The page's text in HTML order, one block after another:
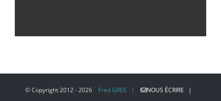
© Copyright 2012 -2026 Fred GREE |
NOUS ÉCRIRE |